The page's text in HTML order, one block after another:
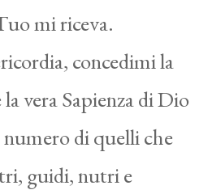
mi riceva.
concedimi la
vera Sapienza di Dio
di quelli che
guidi, nutri e